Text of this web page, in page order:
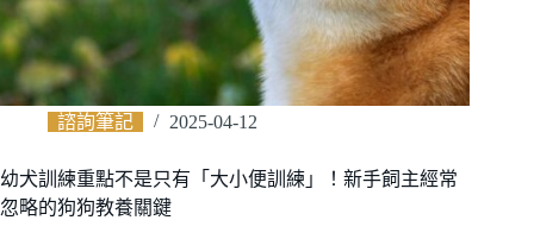
諮詢筆記 2025-04-12
幼犬訓練重點不是只有「大小便訓練」！新手飼主經常
忽略的狗狗教養關鍵